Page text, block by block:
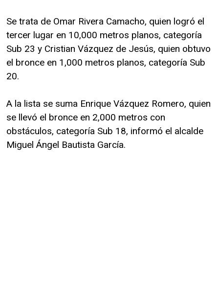
Se trata de Omar Rivera Camacho, quien logró el
tercer lugar en 10,000 metros planos, categoría
Sub 23 y Cristian Vázquez de Jesús, quien obtuvo
el bronce en 1,000 metros planos, categoría Sub
20.
A la lista se suma Enrique Vázquez Romero, quien
se llevó el bronce en 2,000 metros con
obstáculos, categoría Sub 18, informó el alcalde
Miguel Ángel Bautista García.